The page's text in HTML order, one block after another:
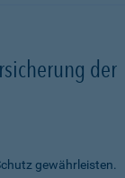
der
gewährleisten.